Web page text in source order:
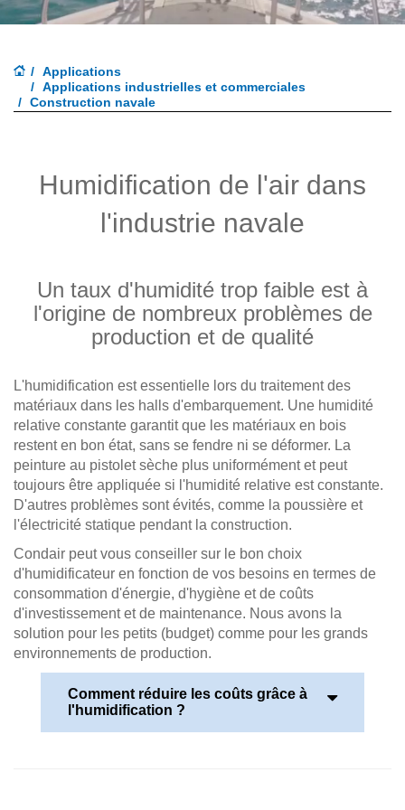
Applications
Applications industrielles et commerciales
Construction navale
Humidification de l'air dans
l'industrie navale
Un taux d'humidité trop faible est à
l'origine de nombreux problèmes de
production et de qualité
L'humidification est essentielle lors du traitement des
matériaux dans les halls d'embarquement. Une humidité
relative constante garantit que les matériaux en bois
restent en bon état, sans se fendre ni se déformer. La
peinture au pistolet sèche plus uniformément et peut
toujours être appliquée si l'humidité relative est constante.
D'autres problèmes sont évités, comme la poussière et
l'électricité statique pendant la construction.
Condair peut vous conseiller sur le bon choix
d'humidificateur en fonction de vos besoins en termes de
consommation d'énergie, d'hygiène et de coûts
d'investissement et de maintenance. Nous avons la
solution pour les petits (budget) comme pour les grands
environnements de production.
Comment réduire les coûts grâce à
l'humidification ?